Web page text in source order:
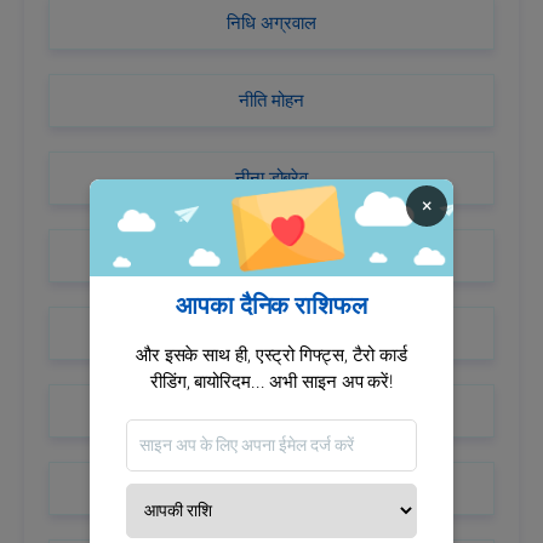
निधि अग्रवाल
नीति मोहन
नीना डोब्रेव
नीरज चोपड़ा
नेहा भसीन
×
आपका दैनिक राशिफल
और इसके साथ ही, एस्ट्रो गिफ्ट्स, टैरो कार्ड
रीडिंग, बायोरिदम... अभी साइन अप करें!